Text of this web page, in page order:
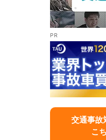
交通事故
こ